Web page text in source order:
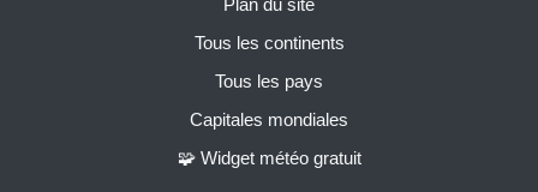
Tous les continents
Tous les pays
Capitales mondiales
🧩 Widget météo gratuit